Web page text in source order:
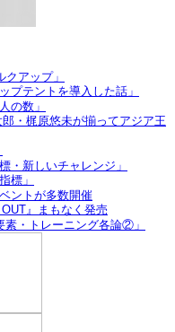
アップ」
プテントを導入した話」
の数」
・梶原悠未が揃ってアジア王
・新しいチャレンジ」
標」
ントが多数開催
』まもなく発売
・トレーニング各論②」